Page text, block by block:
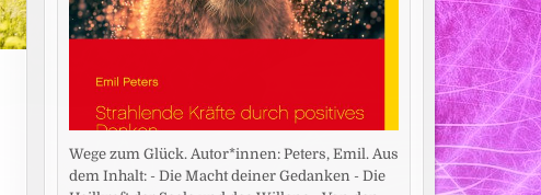
Wege zum Glück. Autor*innen: Peters, Emil. Aus
dem Inhalt: - Die Macht deiner Gedanken - Die